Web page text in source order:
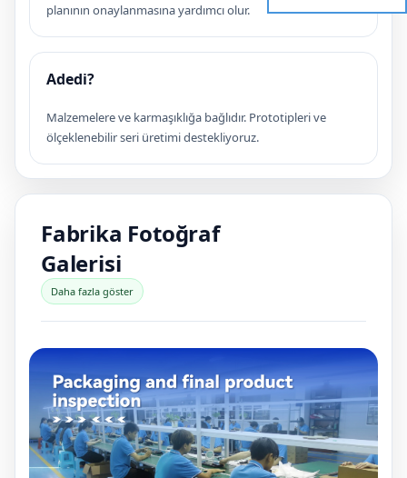
planının onaylanmasına yardımcı olur.
Adedi?
Malzemelere ve karmaşıklığa bağlıdır. Prototipleri ve
ölçeklenebilir seri üretimi destekliyoruz.
Fabrika Fotoğraf
Galerisi
Daha fazla göster